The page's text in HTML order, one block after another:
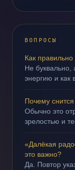
ВОПРОСЫ
Как правильно
Не буквально,
энергию и как
Почему
Обычно это
зрелостью и
«Далёкая
это важно?
Да. Повтор